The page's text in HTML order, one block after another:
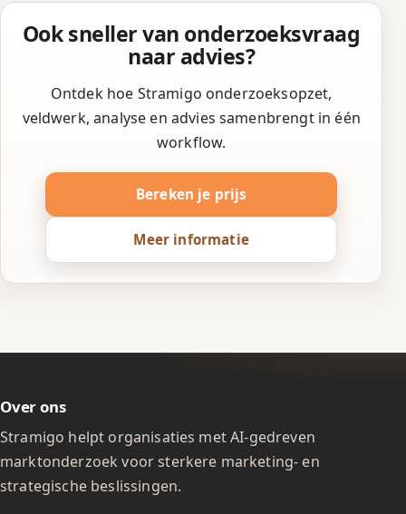
Ook sneller van onderzoeksvraag
naar advies?
Ontdek hoe Stramigo onderzoeksopzet,
veldwerk, analyse en advies samenbrengt in één
workflow.
Bereken je prijs
Meer informatie
Over ons
Stramigo helpt organisaties met AI-gedreven
marktonderzoek voor sterkere marketing- en
strategische beslissingen.